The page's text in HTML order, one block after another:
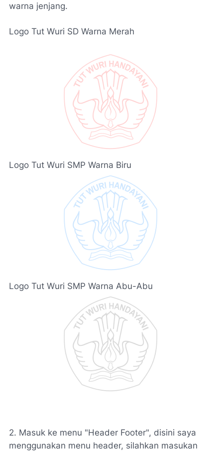
warna jenjang.
Logo Tut Wuri SD Warna Merah
Logo Tut Wuri SMP Warna Biru
Logo Tut Wuri SMP Warna Abu-Abu
2. Masuk ke menu "Header Footer", disini saya
menggunakan menu header, silahkan masukan